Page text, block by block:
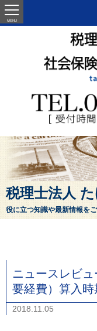
MENU
税理士法人
役に立つ知識や最新情報を
ニュースレビ
要経費）算入時
2018.11.05